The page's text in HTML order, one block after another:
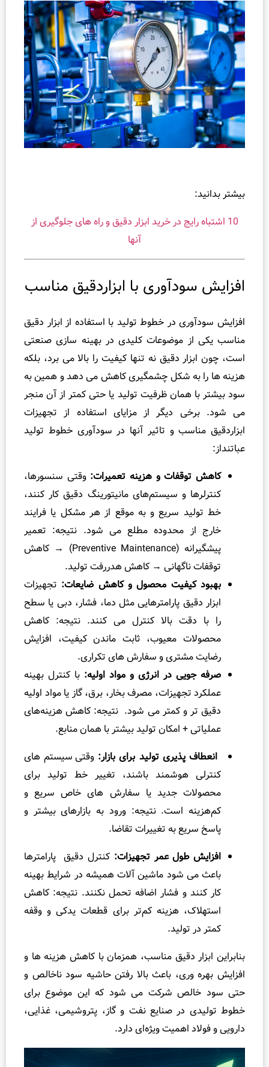
بدانید:
10 اشتباه رایج در خرید ابزار دقیق و راه‌ های جلوگیری از
سودآوری با ابزاردقیق مناسب
سودآوری در خطوط تولید با استفاده از ابزار دقیق
یکی از موضوعات کلیدی در بهینه‌ سازی صنعتی
چون ابزار دقیق نه‌ تنها کیفیت را بالا می‌ برد، بلکه
ها را به شکل چشمگیری کاهش می‌ دهد و همین به
با همان ظرفیت تولید یا حتی کمتر از آن منجر
برخی دیگر از مزایای استفاده از تجهیزات
مناسب و تاثیر آنها در سودآوری خطوط تولید
کاهش توقفات و هزینه تعمیرات:وقتی سنسورها،
کنترلرها و سیستم‌های مانیتورینگ دقیق کار کنند،
خط تولید سریع و به‌ موقع از هر مشکل یا فرایند
خارج از محدوده مطلع می‌ شود. نتیجه: تعمیر
پیشگیرانه (Preventive Maintenance) → کاهش
توقفات ناگهانی → کاهش هدررفت تولید.
بهبود کیفیت محصول و کاهش ضایعات:تجهیزات
ابزار دقیق پارامترهایی مثل دما، فشار، دبی یا سطح
را با دقت بالا کنترل می‌ کنند. نتیجه: کاهش
محصولات معیوب، ثابت‌ ماندن کیفیت، افزایش
رضایت مشتری و سفارش‌ های تکراری.
صرفه‌ جویی در انرژی و مواد اولیه:با کنترل بهینه
عملکرد تجهیزات، مصرف بخار، برق، گاز یا مواد اولیه
دقیق‌ تر و کمتر می‌ شود. نتیجه: کاهش هزینه‌های
عملیاتی + امکان تولید بیشتر با همان منابع.
انعطاف‌ پذیری تولید برای بازار:وقتی سیستم‌ های
کنترلی هوشمند باشند، تغییر خط تولید برای
محصولات جدید یا سفارش‌ های خاص سریع و
کم‌هزینه است. نتیجه: ورود به بازارهای بیشتر و
پاسخ سریع به تغییرات تقاضا.
افزایش طول عمر تجهیزات: کنترل دقیق پارامترها
باعث می‌ شود ماشین‌ آلات همیشه در شرایط بهینه
کار کنند و فشار اضافه تحمل نکنند. نتیجه: کاهش
استهلاک، هزینه کم‌تر برای قطعات یدکی و وقفه
کمتر در تولید.
ابزار دقیق مناسب، همزمان با کاهش هزینه‌ ها و
بهره‌ وری، باعث بالا رفتن حاشیه سود ناخالص و
سود خالص شرکت می‌ شود که این موضوع برای
تولیدی در صنایع نفت و گاز، پتروشیمی، غذایی،
و فولاد اهمیت ویژه‌ای دارد.